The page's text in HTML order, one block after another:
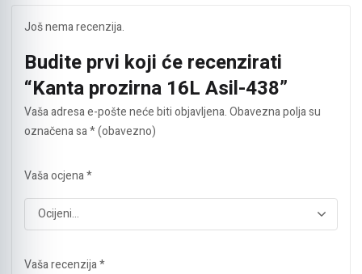
Još nema recenzija.
Budite prvi koji će recenzirati
“Kanta prozirna 16L Asil-438”
Vaša adresa e-pošte neće biti objavljena.Obavezna polja su
označena sa* (obavezno)
Vaša ocjena*
Vaša recenzija*